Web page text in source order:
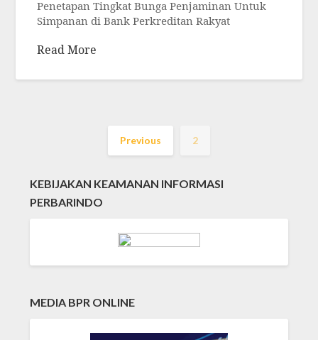
Penetapan Tingkat Bunga Penjaminan Untuk
Simpanan di Bank Perkreditan Rakyat
Read More
Previous 2
KEBIJAKAN KEAMANAN INFORMASI
PERBARINDO
MEDIA BPR ONLINE